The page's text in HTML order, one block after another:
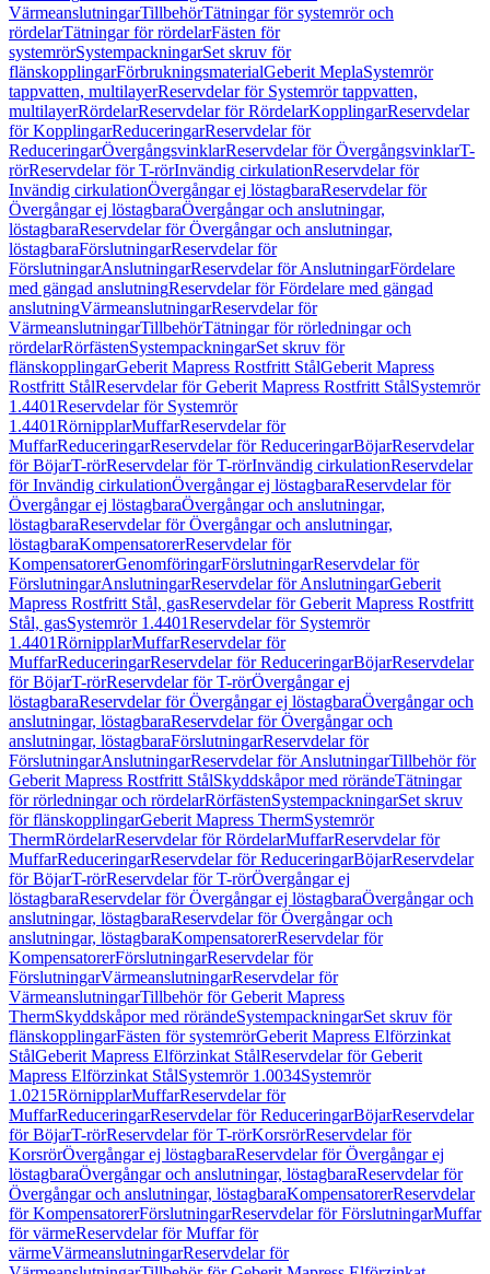
VärmeanslutningarTillbehörTätningar för systemrör och
rördelarTätningar för rördelarFästen för
systemrörSystempackningarSet skruv för
flänskopplingarFörbrukningsmaterialGeberit MeplaSystemrör
tappvatten, multilayerReservdelar för Systemrör tappvatten,
multilayerRördelarReservdelar för RördelarKopplingarReservdelar
för KopplingarReduceringarReservdelar för
ReduceringarÖvergångsvinklarReservdelar för ÖvergångsvinklarT-
rörReservdelar för T-rörInvändig cirkulationReservdelar för
Invändig cirkulationÖvergångar ej löstagbaraReservdelar för
Övergångar ej löstagbaraÖvergångar och anslutningar,
löstagbaraReservdelar för Övergångar och anslutningar,
löstagbaraFörslutningarReservdelar för
FörslutningarAnslutningarReservdelar för AnslutningarFördelare
med gängad anslutningReservdelar för Fördelare med gängad
anslutningVärmeanslutningarReservdelar för
VärmeanslutningarTillbehörTätningar för rörledningar och
rördelarRörfästenSystempackningarSet skruv för
flänskopplingarGeberit Mapress Rostfritt StålGeberit Mapress
Rostfritt StålReservdelar för Geberit Mapress Rostfritt StålSystemrör
1.4401Reservdelar för Systemrör
1.4401RörnipplarMuffarReservdelar för
MuffarReduceringarReservdelar för ReduceringarBöjarReservdelar
för BöjarT-rörReservdelar för T-rörInvändig cirkulationReservdelar
för Invändig cirkulationÖvergångar ej löstagbaraReservdelar för
Övergångar ej löstagbaraÖvergångar och anslutningar,
löstagbaraReservdelar för Övergångar och anslutningar,
löstagbaraKompensatorerReservdelar för
KompensatorerGenomföringarFörslutningarReservdelar för
FörslutningarAnslutningarReservdelar för AnslutningarGeberit
Mapress Rostfritt Stål, gasReservdelar för Geberit Mapress Rostfritt
Stål, gasSystemrör 1.4401Reservdelar för Systemrör
1.4401RörnipplarMuffarReservdelar för
MuffarReduceringarReservdelar för ReduceringarBöjarReservdelar
för BöjarT-rörReservdelar för T-rörÖvergångar ej
löstagbaraReservdelar för Övergångar ej löstagbaraÖvergångar och
anslutningar, löstagbaraReservdelar för Övergångar och
anslutningar, löstagbaraFörslutningarReservdelar för
FörslutningarAnslutningarReservdelar för AnslutningarTillbehör för
Geberit Mapress Rostfritt StålSkyddskåpor med rörändeTätningar
för rörledningar och rördelarRörfästenSystempackningarSet skruv
för flänskopplingarGeberit Mapress ThermSystemrör
ThermRördelarReservdelar för RördelarMuffarReservdelar för
MuffarReduceringarReservdelar för ReduceringarBöjarReservdelar
för BöjarT-rörReservdelar för T-rörÖvergångar ej
löstagbaraReservdelar för Övergångar ej löstagbaraÖvergångar och
anslutningar, löstagbaraReservdelar för Övergångar och
anslutningar, löstagbaraKompensatorerReservdelar för
KompensatorerFörslutningarReservdelar för
FörslutningarVärmeanslutningarReservdelar för
VärmeanslutningarTillbehör för Geberit Mapress
ThermSkyddskåpor med rörändeSystempackningarSet skruv för
flänskopplingarFästen för systemrörGeberit Mapress Elförzinkat
StålGeberit Mapress Elförzinkat StålReservdelar för Geberit
Mapress Elförzinkat StålSystemrör 1.0034Systemrör
1.0215RörnipplarMuffarReservdelar för
MuffarReduceringarReservdelar för ReduceringarBöjarReservdelar
för BöjarT-rörReservdelar för T-rörKorsrörReservdelar för
KorsrörÖvergångar ej löstagbaraReservdelar för Övergångar ej
löstagbaraÖvergångar och anslutningar, löstagbaraReservdelar för
Övergångar och anslutningar, löstagbaraKompensatorerReservdelar
för KompensatorerFörslutningarReservdelar för FörslutningarMuffar
för värmeReservdelar för Muffar för
värmeVärmeanslutningarReservdelar för